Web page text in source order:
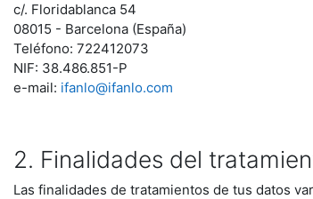
c/. Floridablanca 54
08015 - Barcelona (España)
Teléfono: 722412073
NIF: 38.486.851-P
e-mail: ifanlo@ifanlo.com
2. Finalidades del
Las finalidades de tratamientos de tus datos